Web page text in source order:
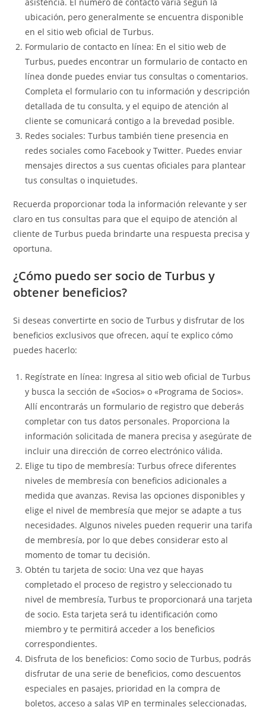
asistencia. El número de contacto varía según la
ubicación, pero generalmente se encuentra disponible
en el sitio web oficial de Turbus.
Formulario de contacto en línea: En el sitio web de
Turbus, puedes encontrar un formulario de contacto en
línea donde puedes enviar tus consultas o comentarios.
Completa el formulario con tu información y descripción
detallada de tu consulta, y el equipo de atención al
cliente se comunicará contigo a la brevedad posible.
Redes sociales: Turbus también tiene presencia en
redes sociales como Facebook y Twitter. Puedes enviar
mensajes directos a sus cuentas oficiales para plantear
tus consultas o inquietudes.
Recuerda proporcionar toda la información relevante y ser
claro en tus consultas para que el equipo de atención al
cliente de Turbus pueda brindarte una respuesta precisa y
oportuna.
¿Cómo puedo ser socio de Turbus y
obtener beneficios?
Si deseas convertirte en socio de Turbus y disfrutar de los
beneficios exclusivos que ofrecen, aquí te explico cómo
puedes hacerlo:
Regístrate en línea: Ingresa al sitio web oficial de Turbus
y busca la sección de «Socios» o «Programa de Socios».
Allí encontrarás un formulario de registro que deberás
completar con tus datos personales. Proporciona la
información solicitada de manera precisa y asegúrate de
incluir una dirección de correo electrónico válida.
Elige tu tipo de membresía: Turbus ofrece diferentes
niveles de membresía con beneficios adicionales a
medida que avanzas. Revisa las opciones disponibles y
elige el nivel de membresía que mejor se adapte a tus
necesidades. Algunos niveles pueden requerir una tarifa
de membresía, por lo que debes considerar esto al
momento de tomar tu decisión.
Obtén tu tarjeta de socio: Una vez que hayas
completado el proceso de registro y seleccionado tu
nivel de membresía, Turbus te proporcionará una tarjeta
de socio. Esta tarjeta será tu identificación como
miembro y te permitirá acceder a los beneficios
correspondientes.
Disfruta de los beneficios: Como socio de Turbus, podrás
disfrutar de una serie de beneficios, como descuentos
especiales en pasajes, prioridad en la compra de
boletos, acceso a salas VIP en terminales seleccionadas,